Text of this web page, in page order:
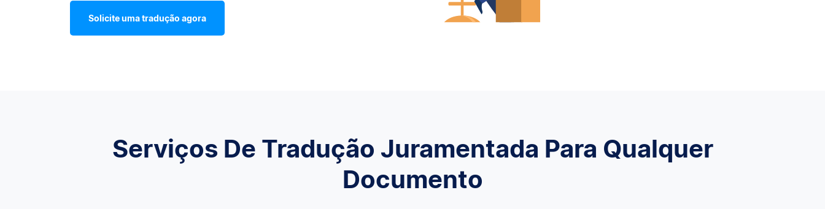
Solicite uma tradução agora
Serviços De Tradução Juramentada Para Qualquer
Documento